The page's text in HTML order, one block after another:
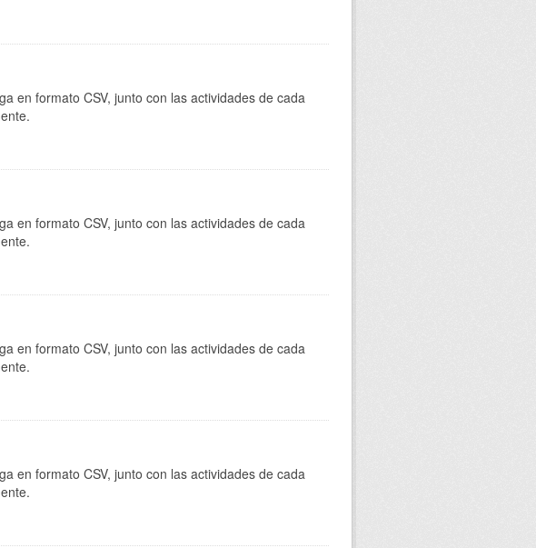
en formato CSV, junto con las actividades de cada
en formato CSV, junto con las actividades de cada
en formato CSV, junto con las actividades de cada
en formato CSV, junto con las actividades de cada